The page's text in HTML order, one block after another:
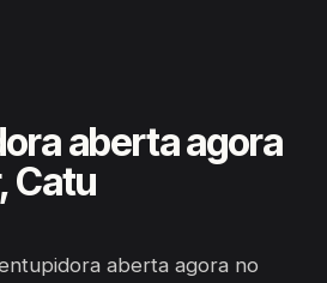
aberta agora
Catu
aberta agora no